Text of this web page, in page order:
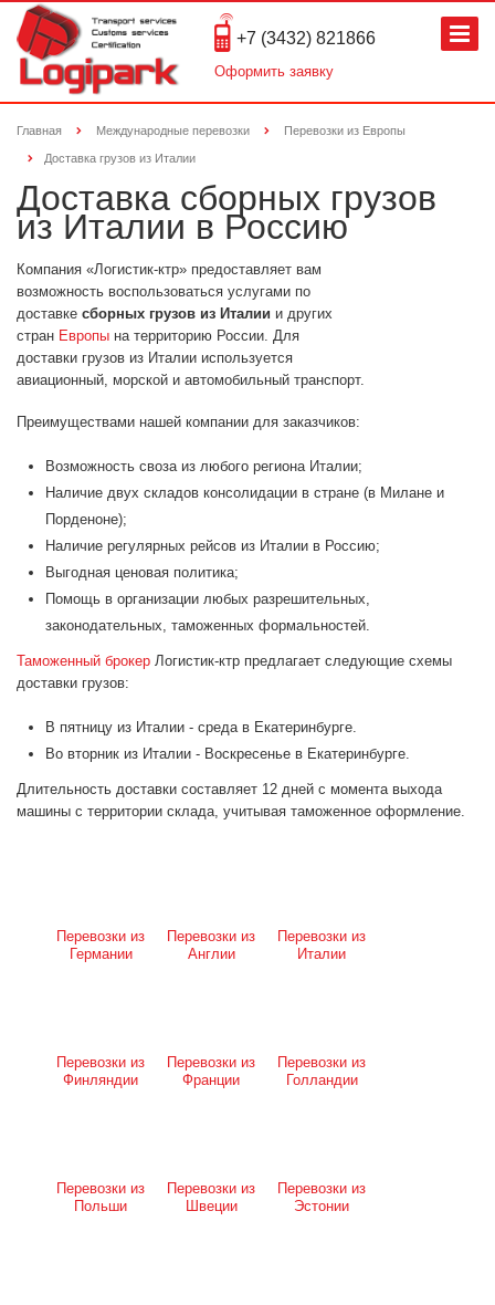
+7 (3432) 821866
Оформить заявку
Главная Международные перевозки Перевозки из Европы
Доставка грузов из Италии
Доставка сборных грузов
из Италии в Россию
Компания «Логистик-ктр» предоставляет вам
возможность воспользоваться услугами по
доставке сборных грузов из Италии и других
стран Европы на территорию России. Для
доставки грузов из Италии используется
авиационный, морской и автомобильный транспорт.
Преимуществами нашей компании для заказчиков:
Возможность своза из любого региона Италии;
Наличие двух складов консолидации в стране (в Милане и
Порденоне);
Наличие регулярных рейсов из Италии в Россию;
Выгодная ценовая политика;
Помощь в организации любых разрешительных,
законодательных, таможенных формальностей.
Таможенный брокер Логистик-ктр предлагает следующие схемы
доставки грузов:
В пятницу из Италии - среда в Екатеринбурге.
Во вторник из Италии - Воскресенье в Екатеринбурге.
Длительность доставки составляет 12 дней с момента выхода
машины с территории склада, учитывая таможенное оформление.
Перевозки из
Германии
Перевозки из
Англии
Перевозки из
Италии
Перевозки из
Финляндии
Перевозки из
Франции
Перевозки из
Голландии
Перевозки из
Польши
Перевозки из
Швеции
Перевозки из
Эстонии